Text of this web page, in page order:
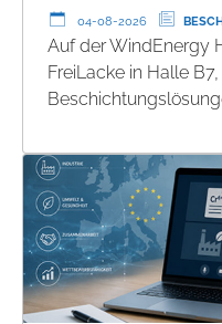
04-08-2026
Auf der WindEnergy
FreiLacke in Halle